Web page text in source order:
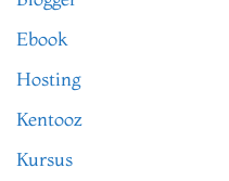
Ebook
Hosting
Kentooz
Kursus